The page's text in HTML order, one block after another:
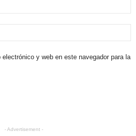
y web en este navegador para la
- Advertisement -